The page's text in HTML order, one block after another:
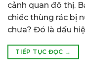
cảnh quan đô thị.
chiếc thùng rác bị
chưa? Đó là dấu
TIẾP TỤC ĐỌC →